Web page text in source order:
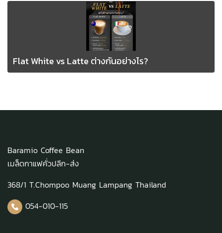
Flat White vs Latte ต่างกันอย่างไร?
Baramio Coffee Bean
เมล็ดกาแฟคั่วปลีก-ส่ง
368/1 T.Chompoo Muang Lampang Thailand
054-010-115